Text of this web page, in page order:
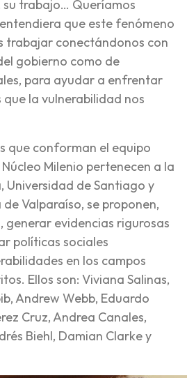
su trabajo… Queríamos
que este fenómeno
trabajar conectándonos con
gobierno como de
para ayudar a enfrentar
la vulnerabilidad nos
que conforman el equipo
Milenio pertenecen a la
Universidad de Santiago y
Valparaíso, se proponen,
generar evidencias rigurosas
políticas sociales
en los campos
Ellos son: Viviana Salinas,
Andrew Webb, Eduardo
Cruz, Andrea Canales,
Biehl, Damian Clarke y